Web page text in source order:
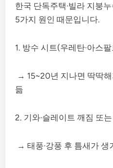
한국 단독주택·빌라 지붕
5가지 원인 때문입니다.
1. 방수 시트(우레탄·아스
→ 15~20년 지나면 딱딱
듦
2. 기와·슬레이트 깨짐 또
→ 태풍·강풍 후 틈새가 생